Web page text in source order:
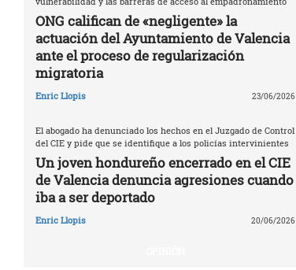
ONG califican de «negligente» la
actuación del Ayuntamiento de Valencia
ante el proceso de regularización
migratoria
Enric Llopis 23/06/2026
El abogado ha denunciado los hechos en el Juzgado de Control
del CIE y pide que se identifique a los policías intervinientes
Un joven hondureño encerrado en el CIE
de Valencia denuncia agresiones cuando
iba a ser deportado
Enric Llopis 20/06/2026